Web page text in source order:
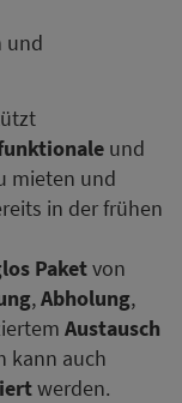
und
und
mieten und
in der frühen
Paketvon
, Abholung,
Austausch
kann auch
werden.